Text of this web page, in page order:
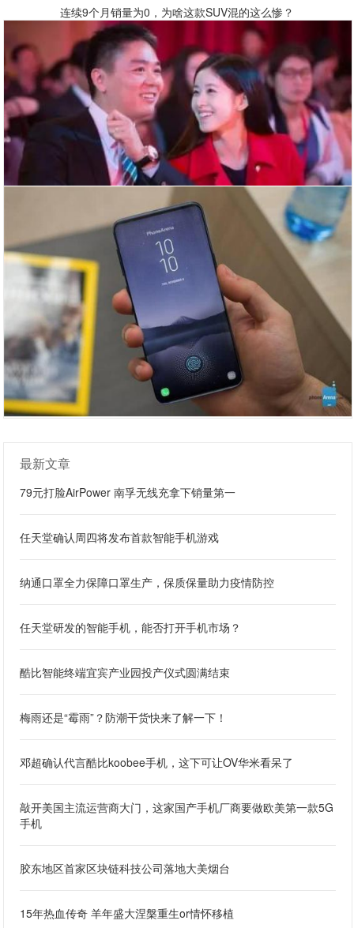
连续9个月销量为0，为啥这款SUV混的这么惨？
最新文章
79元打脸AirPower 南孚无线充拿下销量第一
任天堂确认周四将发布首款智能手机游戏
纳通口罩全力保障口罩生产，保质保量助力疫情防控
任天堂研发的智能手机，能否打开手机市场？
酷比智能终端宜宾产业园投产仪式圆满结束
梅雨还是“霉雨”？防潮干货快来了解一下！
邓超确认代言酷比koobee手机，这下可让OV华米看呆了
敲开美国主流运营商大门，这家国产手机厂商要做欧美第一款5G
手机
胶东地区首家区块链科技公司落地大美烟台
15年热血传奇 羊年盛大涅槃重生or情怀移植